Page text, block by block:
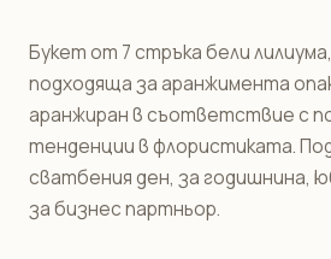
Букет от 7 стръка бели
подходяща за аранжимента
аранжиран в съответствие с
тенденции в флористиката.
сватбения ден, за годишнина,
за бизнес партньор.